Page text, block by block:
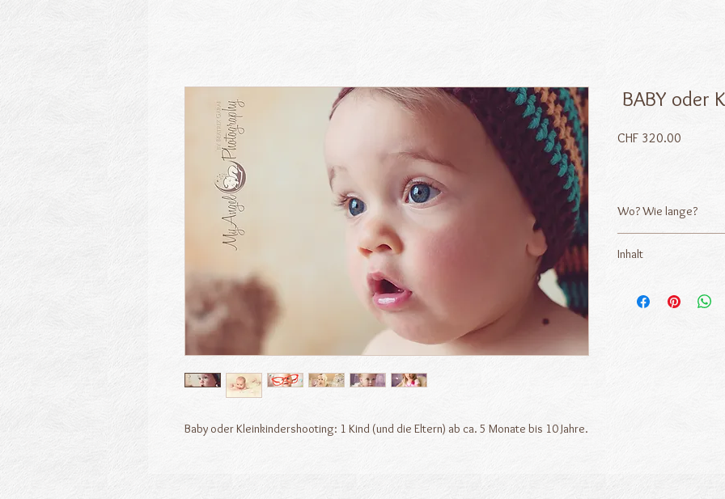
Baby oder Kleinkindershooting: 1 Kind (und die Eltern) ab ca. 5 Monate bis 10 Jahre.
BABY oder
CHF 320.00
Wo? Wie lange?
Stunde) in meinem
Inhalt
Bilderdateien in voller